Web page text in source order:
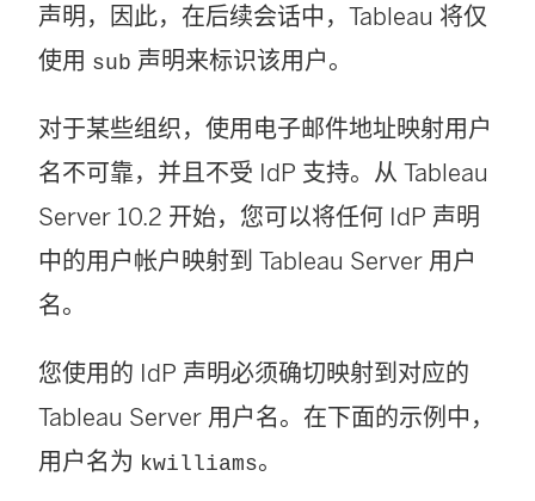
声明，因此，在后续会话中，Tableau 将仅
使用 sub 声明来标识该用户。
对于某些组织，使用电子邮件地址映射用户
名不可靠，并且不受 IdP 支持。从 Tableau
Server 10.2 开始，您可以将任何 IdP 声明
中的用户帐户映射到 Tableau Server 用户
名。
您使用的 IdP 声明必须确切映射到对应的
Tableau Server 用户名。在下面的示例中，
用户名为 kwilliams。